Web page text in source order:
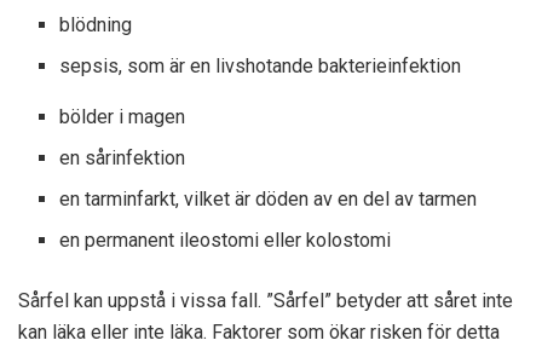
blödning
sepsis, som är en livshotande bakterieinfektion
bölder i magen
en sårinfektion
en tarminfarkt, vilket är döden av en del av tarmen
en permanent ileostomi eller kolostomi
Sårfel kan uppstå i vissa fall. ”Sårfel” betyder att såret inte
kan läka eller inte läka. Faktorer som ökar risken för detta